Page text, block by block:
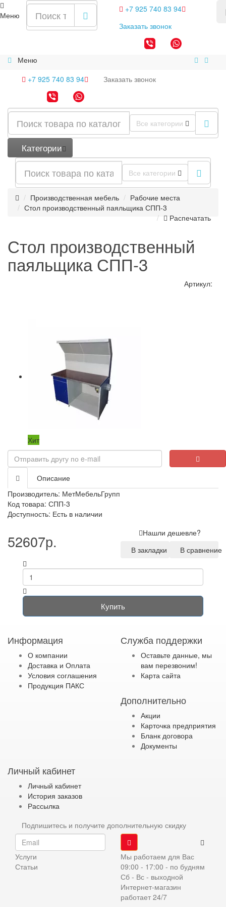
Меню
+7 925 740 83 94
Заказатьзвонок
Меню
+7 925 740 83 94
Заказать звонок
Все категории
Категории
Все категории
Производственная мебель
Рабочие места
Стол производственный паяльщика СПП-3
Распечатать
Стол производственный
паяльщика СПП-3
Артикул:
Хит
Описание
Производитель: МетМебельГрупп
Код товара: СПП-3
Доступность: Есть в наличии
52607р.
Нашли дешевле?
В закладки
В сравнение
Купить
Информация
О компании
Доставка и Оплата
Условия соглашения
Продукция ПАКС
Служба поддержки
Оставьте данные, мы
вам перезвоним!
Карта сайта
Дополнительно
Акции
Карточка предприятия
Бланк договора
Документы
Личный кабинет
Личный кабинет
История заказов
Рассылка
Подпишитесь и получите дополнительную скидку
Услуги
Статьи
Мы работаем для Вас
09:00 - 17:00 - по будням
Сб - Вс - выходной
Интернет-магазин
работает 24/7